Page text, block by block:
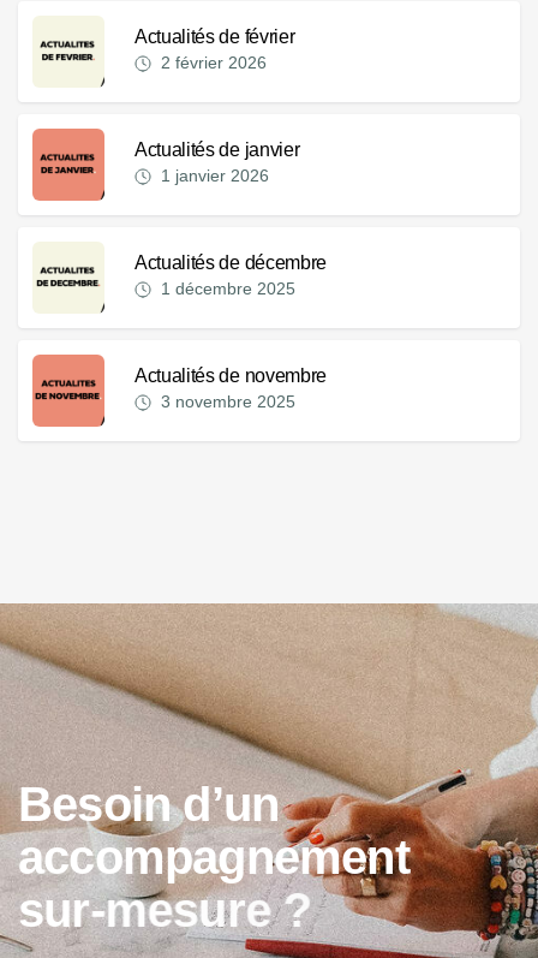
Actualités de février
2 février 2026
Actualités de janvier
1 janvier 2026
Actualités de décembre
1 décembre 2025
Actualités de novembre
3 novembre 2025
Besoin d’un
accompagnement
sur-mesure ?